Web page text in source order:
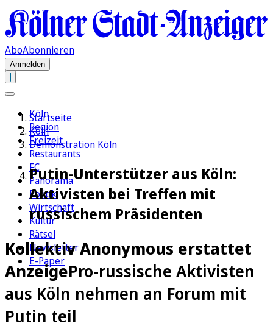
AboAbonnieren
Anmelden
Köln
Region
Freizeit
Restaurants
FC
Panorama
Politik
Wirtschaft
Kultur
Rätsel
Newsletter
E-Paper
Startseite
Köln
Demonstration Köln
Putin-Unterstützer aus Köln:
Aktivisten bei Treffen mit
russischem Präsidenten
Kollektiv Anonymous erstattet
AnzeigePro-russische Aktivisten
aus Köln nehmen an Forum mit
Putin teil